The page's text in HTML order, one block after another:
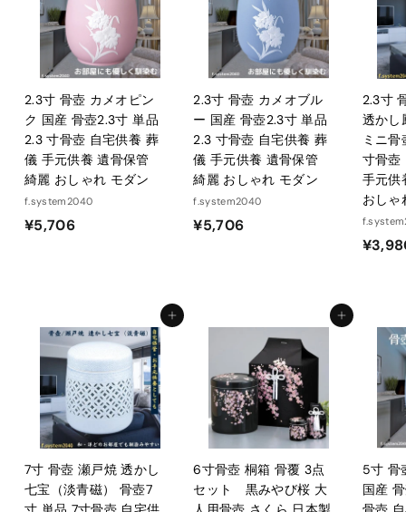
0
2.3寸 骨壺 カメオピン
ク 国産 骨壺2.3寸 単品
2.3 寸骨壺 自宅供養 葬
儀 手元供養 遺骨保管
綺麗 おしゃれ モダン
f.system2040
¥5,706¥
6
2.3寸 骨壺 カメオブル
ー 国産 骨壺2.3寸 単品
2.3 寸骨壺 自宅供養 葬
儀 手元供養 遺骨保管
綺麗 おしゃれ モダン
f.system2040
¥5,706¥
2.3寸
透かし
ミニ
寸骨壺
手元供
おしゃ
カートに入れる
7寸 骨壺 瀬戸焼 透かし
七宝（淡青磁） 骨壺7
カートに入れる
6寸骨壺 桐箱 骨覆 3点
セット 黒みやび桜 大
5寸 骨
国産